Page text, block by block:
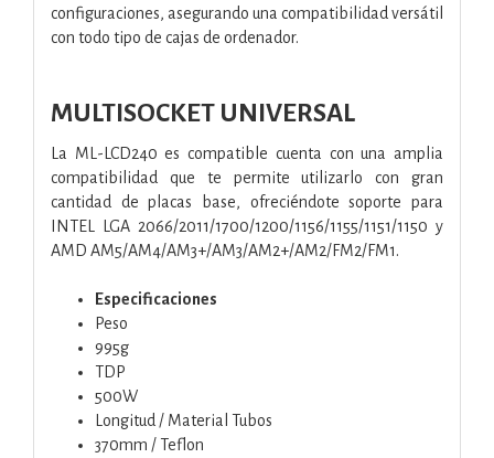
configuraciones, asegurando una compatibilidad versátil
con todo tipo de cajas de ordenador.
MULTISOCKET UNIVERSAL
La ML-LCD240 es compatible cuenta con una amplia
compatibilidad que te permite utilizarlo con gran
cantidad de placas base, ofreciéndote soporte para
INTEL LGA 2066/2011/1700/1200/1156/1155/1151/1150 y
AMD AM5/AM4/AM3+/AM3/AM2+/AM2/FM2/FM1.
Especificaciones
Peso
995g
TDP
500W
Longitud / Material Tubos
370mm / Teflon